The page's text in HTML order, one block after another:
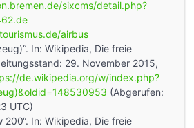
sixcms/detail.php?
airbus
In: Wikipedia, Die freie
29. November 2015,
de.wikipedia.org/w/index.php?
(Abgerufen:
UTC)
200“. In: Wikipedia, Die freie